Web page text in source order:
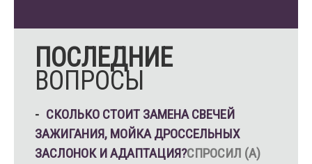
ПОСЛЕДНИЕ
ВОПРОСЫ
СКОЛЬКО СТОИТ ЗАМЕНА СВЕЧЕЙ
ЗАЖИГАНИЯ, МОЙКА ДРОССЕЛЬНЫХ
ЗАСЛОНОК И АДАПТАЦИЯ?СПРОСИЛ (А)